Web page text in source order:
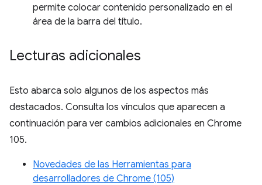
permite colocar contenido personalizado en el
área de la barra del título.
Lecturas adicionales
Esto abarca solo algunos de los aspectos más
destacados. Consulta los vínculos que aparecen a
continuación para ver cambios adicionales en Chrome
105.
Novedades de las Herramientas para
desarrolladores de Chrome (105)